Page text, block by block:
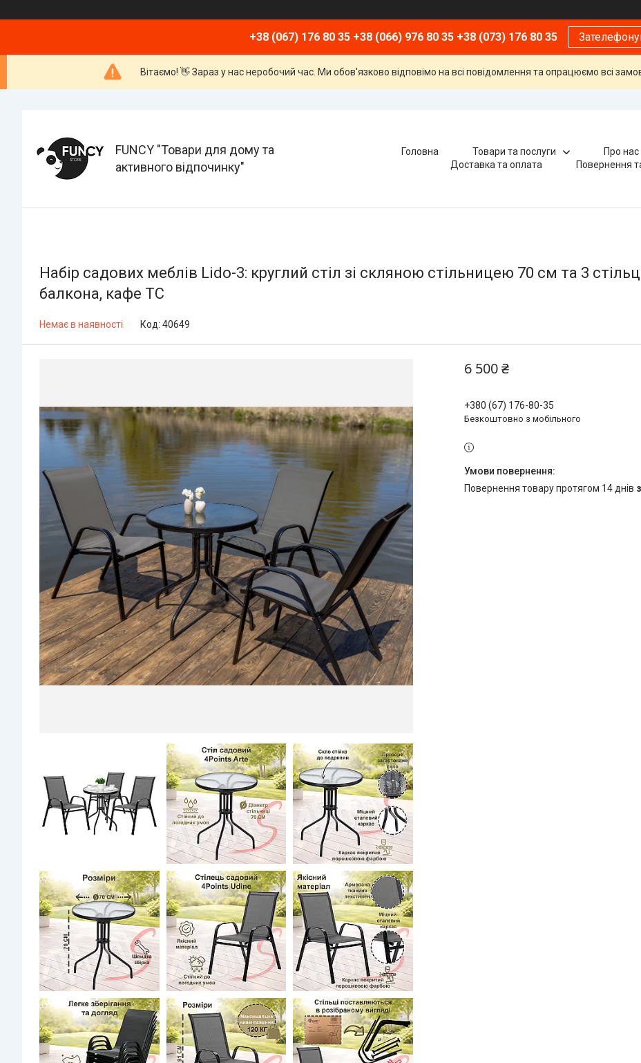
+38 (067) 176 80 35 +38 (066) 976 80 35 +38 (073) 176 80 35
Вітаємо! 👋 Зараз у нас неробочий час. Ми обов'язково відповімо на всі повідомлення та опрацюємо всі
FUNCY "Товари для дому та
активного відпочинку"
Головна Товари та послуги Про нас
Доставка та оплата
Повернення
Набір садових меблів Lido-3: круглий стіл зі скляною стільницею 70 см та 3
балкона, кафе ТС
Немає в наявності Код: 40649
6 500 ₴
+380 (67) 176-80-35
Безкоштовно з мобільного
повернення товару протягом 14 днів